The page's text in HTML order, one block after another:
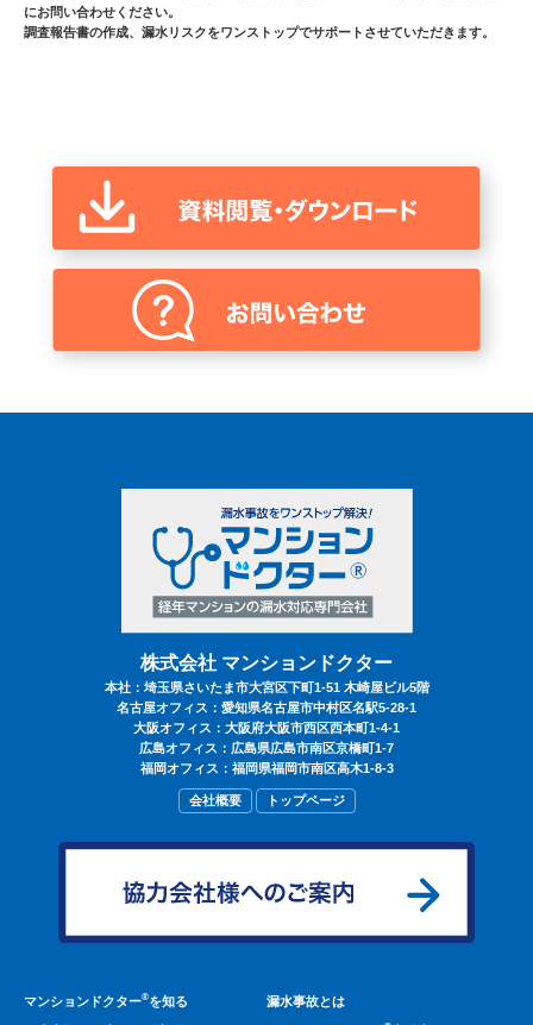
にお問い合わせください。
調査報告書の作成、漏水リスクをワンストップでサポートさせていただきます。
株式会社 マンションドクター
本社：埼玉県さいたま市大宮区下町1-51 木崎屋ビル5階
名古屋オフィス：愛知県名古屋市中村区名駅5-28-1
大阪オフィス：大阪府大阪市西区西本町1-4-1
広島オフィス：広島県広島市南区京橋町1-7
福岡オフィス：福岡県福岡市南区高木1-8-3
会社概要 トップページ
マンションドクター®を知る 漏水事故とは